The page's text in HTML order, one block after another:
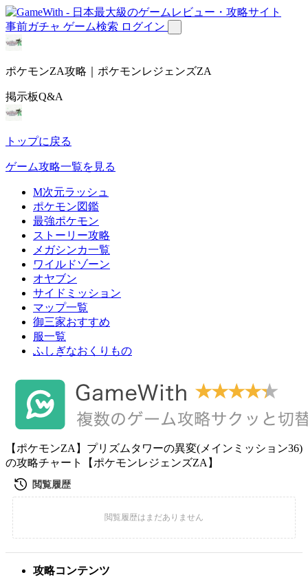
事前ガチャ ゲーム検索 ログイン
ポケモンZA攻略｜ポケモンレジェンズZA
掲示板Q&A
トップに戻る
ゲーム攻略一覧を見る
M次元ラッシュ
ポケモン図鑑
最強ポケモン
ストーリー攻略
メガシンカ一覧
ワイルドゾーン
オヤブン
サイドミッション
マップ一覧
御三家おすすめ
服一覧
ふしぎなおくりもの
【ポケモンZA】プリズムタワーの異変(メインミッション36)
の攻略チャート【ポケモンレジェンズZA】
攻略コンテンツ